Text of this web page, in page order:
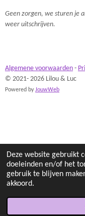
Deze website gebruikt
doeleinden en/of het
gebruik te blijven
akkoord.
Geen zorgen, we sturen je
weer uitschrijven.
Algemene voorwaarden -
© 2021- 2026 Lilou & Luc
Powered byJouwWeb